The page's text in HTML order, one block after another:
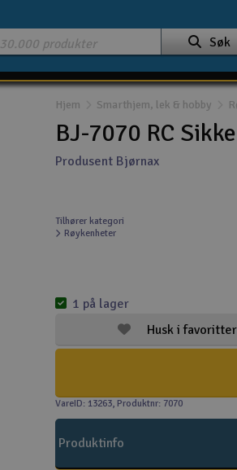
Søk
Hjem Smarthjem, lek & hobby
BJ-7070 RC
Produsent Bjørnax
Tilhører kategori
Røykenheter
Husk i favoritter
1 på lager
VareID: 13263, Produktnr: 7070
Produktinfo